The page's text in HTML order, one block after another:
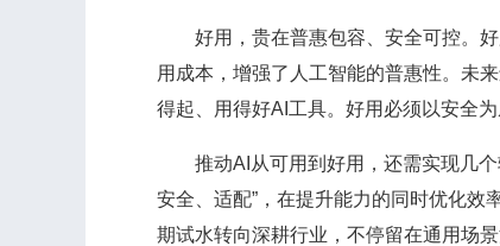
好用，贵在普惠包容、安全可控。好
用成本，增强了人工智能的普惠性。未
得起、用得好AI工具。好用必须以安全
推动AI从可用到好用，还需实现几个
安全、适配”，在提升能力的同时优化
期试水转向深耕行业，不停留在通用场